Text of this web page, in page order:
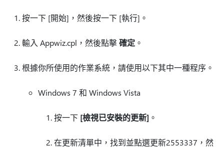
按一下 [開始] ，然後按一下 [執行] 。
輸入 Appwiz.cpl，然後點擊確定 。
根據你所使用的作業系統，請使用以下其中一種程序。
Windows 7 和 Windows Vista
按一下 [檢視已安裝的更新] 。
在更新清單中，找到並點選更新2553337，然